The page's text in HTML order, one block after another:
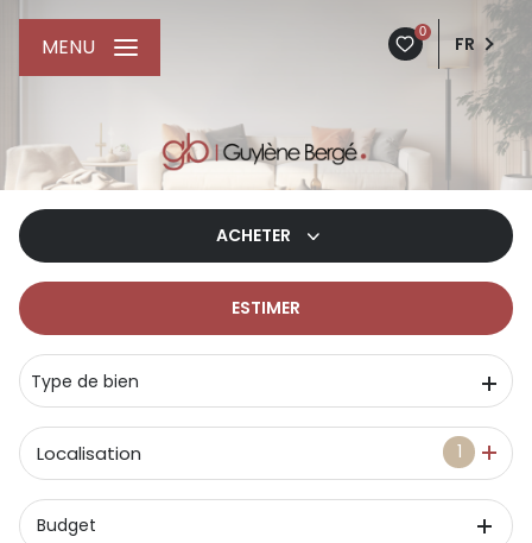
0
FR
MENU
ACHETER
De l'immo pro
ESTIMER
Type de bien
1
Localisation
Budget